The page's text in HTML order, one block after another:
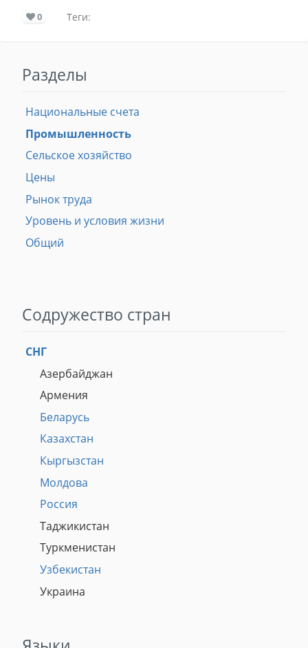
0 Теги:
Разделы
Национальные счета
Промышленность
Сельское хозяйство
Цены
Рынок труда
Уровень и условия жизни
Общий
Содружество стран
СНГ
Азербайджан
Армения
Беларусь
Казахстан
Кыргызстан
Молдова
Россия
Таджикистан
Туркменистан
Узбекистан
Украина